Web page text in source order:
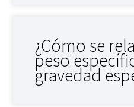
¿Cómo se
peso
gravedad